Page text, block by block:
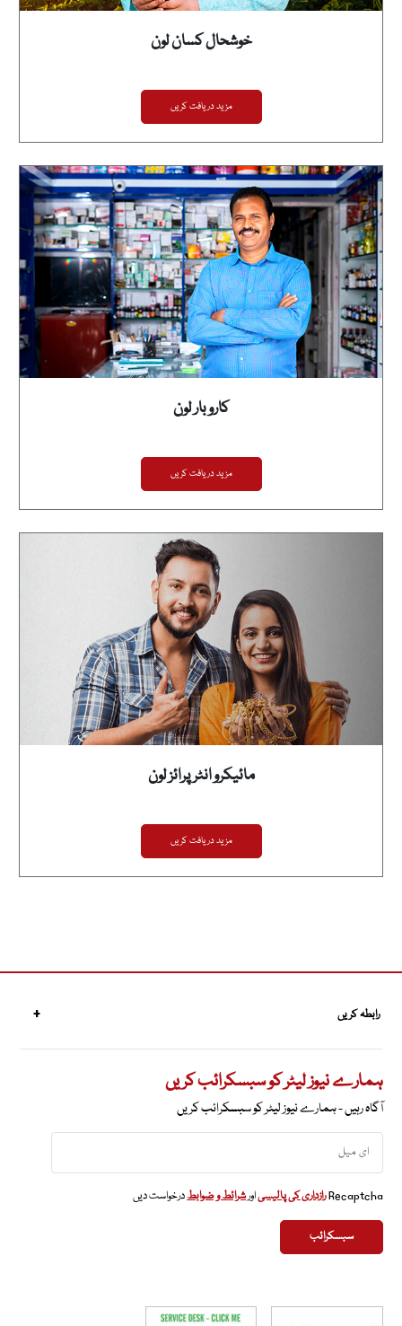
خوشحال کسان لون
مزید دریافت کریں
کاروبار لون
مزید دریافت کریں
مائیکرو انٹرپرائز لون
مزید دریافت کریں
رابطہ کریں
ہمارے نیوز لیٹر کو سبسکرائب کریں
آگاہ رہیں - ہمارے نیوز لیٹر کو سبسکرائب کریں
Recaptchaرازداری کی پالیسیاورشرائط و ضوابطدرخواست دیں